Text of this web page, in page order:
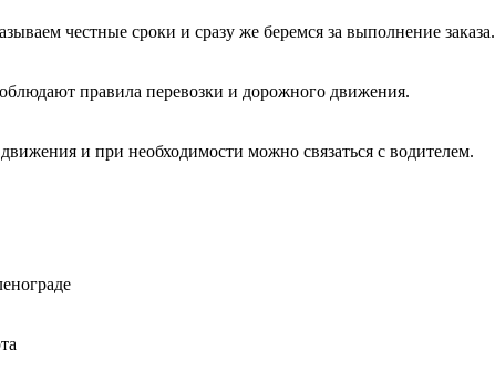
честные сроки и сразу же беремся за выполнение заказа.
правила перевозки и дорожного движения.
и при необходимости можно связаться с водителем.